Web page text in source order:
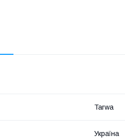
Tarwa
Україна